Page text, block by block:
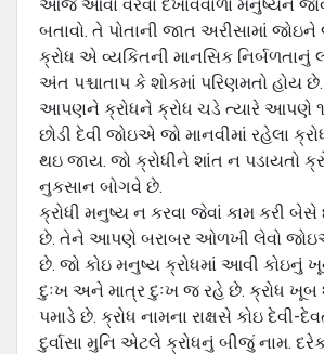
આજે આવા વરવા દેખાવવાળા મનુષ્યને
બતાવો. તે પોતાની જાત અરીસામાં
ક્રોધ એ વ્યકિતની માનસિક નિર્બળતાનું
અંત પશ્ચાતાપ કે શોકમાં પરિણમતો હોય
આપણને ક્રોધને ક્રોધ ચડે ત્યારે આપણે
છોડી દેવી જોઇએ જો માનવીમાં રહેલા
થઇ જાય. જો ક્રોધીને શાંત ન પડાયતો
નુકસાન બોગવે છે.
ક્રોધી મનુષ્ય ન કરવા જેવાં કામ કરી
છે. તેને આપણે બરાબર ઓળખી લેવો
છે. જો કોઇ મનુષ્ય ક્રોધમાં આવી કોઇનું
દુઃખ અને માત્ર દુઃખ જ રહે છે. ક્રોધ ખૂબ
પમાડે છે. ક્રોધ નામના રાક્ષસે કોઇ દેવી-
દુર્વાસા મુનિ એટલે ક્રોધનું બીજું નામ.